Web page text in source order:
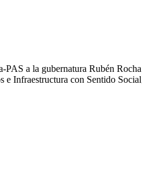
a la gubernatura Rubén
Infraestructura con Sentido